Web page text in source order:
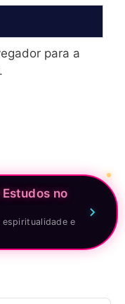
para a
no
e